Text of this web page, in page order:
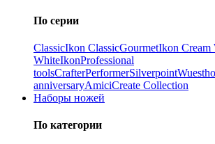
По серии
ClassicIkon ClassiсGourmetIkon Cream
WhiteIkonProfessional
toolsCrafterPerformerSilverpoint
anniversaryAmiciCreate Collection
Наборы ножей
По категории